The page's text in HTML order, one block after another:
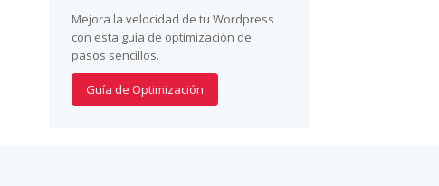
Mejora la velocidad de tu Wordpress
con esta guía de optimización de
pasos sencillos.
Guía de Optimización